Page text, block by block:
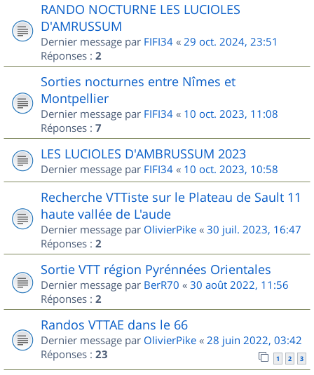
RANDO NOCTURNE LES LUCIOLES
D'AMRUSSUM
Dernier message par FIFI34 « 29 oct. 2024, 23:51
Réponses : 2
Sorties nocturnes entre Nîmes et
Montpellier
Dernier message par FIFI34 « 10 oct. 2023, 11:08
Réponses : 7
LES LUCIOLES D'AMBRUSSUM 2023
Dernier message par FIFI34 « 10 oct. 2023, 10:58
Recherche VTTiste sur le Plateau de Sault 11
haute vallée de L'aude
Dernier message par OlivierPike « 30 juil. 2023, 16:47
Réponses : 2
Sortie VTT région Pyrénnées Orientales
Dernier message par BerR70 « 30 août 2022, 11:56
Réponses : 2
Randos VTTAE dans le 66
Dernier message par OlivierPike « 28 juin 2022, 03:42
Réponses : 23 1 2 3